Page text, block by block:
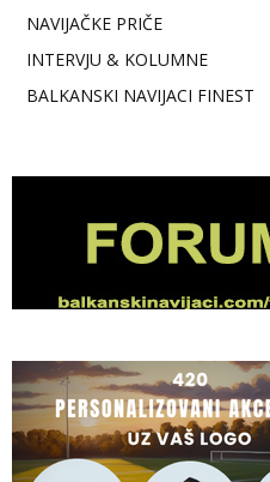
NAVIJAČKE PRIČE
INTERVJU & KOLUMNE
BALKANSKI NAVIJACI FINEST